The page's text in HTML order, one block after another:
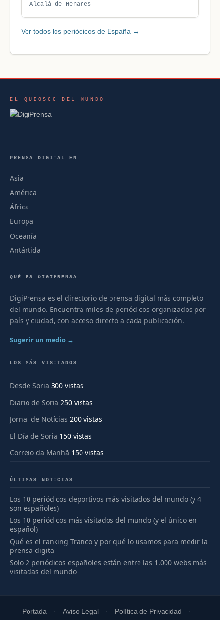
Alcalá de Henares
Ver todos los periódicos de España →
EL QUIOSCO DEL MUNDO
PRENSA DIGITAL EN
Asia
América
África
Europa
Oceanía
Antártida
QUÉ ES DIGIPRENSA
DigiPrensa es el directorio de prensa digital más completo
del mundo. Encuentra miles de periódicos organizados por
país y ciudad, con acceso directo a cada publicación.
Sugerir un medio →
LOS MÁS VISITADOS
Desde Soria 300 vistas
Diario de Soria 250 vistas
Jornal de Notícias 200 vistas
El Día de Soria 150 vistas
Correio da Manhã 150 vistas
ÚLTIMAS NOTICIAS
Los 10 periódicos deportivos más visitados del mundo (y 4
son españoles)
Los 10 periódicos más visitados del mundo (y el único en
español)
Qué es el ranking Tranco y por qué lo usamos para medir la
prensa digital
Solo 2 periódicos españoles están entre las 1.000 webs más
visitadas del mundo
Portada Aviso Legal
Política de Privacidad